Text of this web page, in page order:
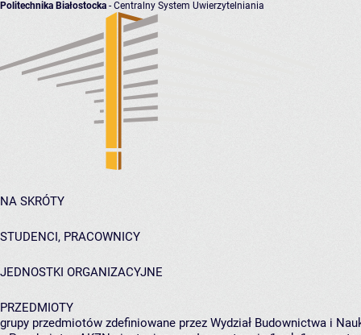
Politechnika Białostocka - Centralny System Uwierzytelniania
NA SKRÓTY
STUDENCI, PRACOWNICY
JEDNOSTKI ORGANIZACYJNE
PRZEDMIOTY
grupy przedmiotów zdefiniowane przez Wydział Budownictwa i